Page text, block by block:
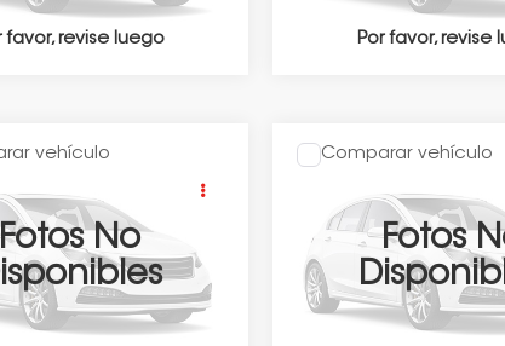
favor, revise luego Por favor, revise
No
CVT 2026
Valores: 348163
Ext. Int.
Una Cotización
vehículo
Fotos
TOURING CVT 2026
2HKRS3894TH901160
Disponible
Precio:
Obtén Una
Comparar vehículo